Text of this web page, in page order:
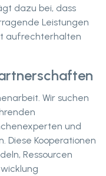
dazu bei, dass
Leistungen
aufrechterhalten
Wir suchen
und
Diese Kooperationen
Ressourcen